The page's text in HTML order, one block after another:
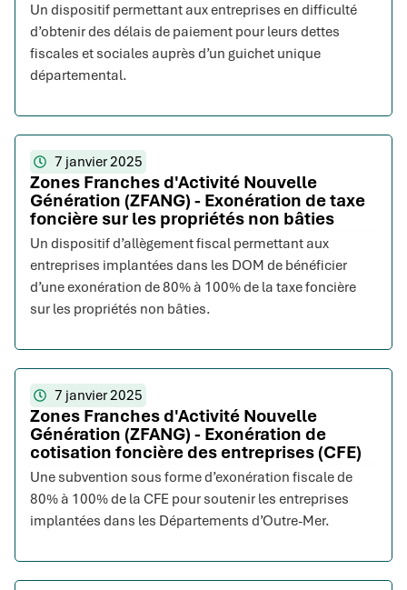
Un dispositif permettant aux entreprises en difficulté
d’obtenir des délais de paiement pour leurs dettes
fiscales et sociales auprès d’un guichet unique
départemental.
7 janvier 2025
Zones Franches d'Activité Nouvelle
Génération (ZFANG) - Exonération de taxe
foncière sur les propriétés non bâties
Un dispositif d’allègement fiscal permettant aux
entreprises implantées dans les DOM de bénéficier
d’une exonération de 80% à 100% de la taxe foncière
sur les propriétés non bâties.
7 janvier 2025
Zones Franches d'Activité Nouvelle
Génération (ZFANG) - Exonération de
cotisation foncière des entreprises (CFE)
Une subvention sous forme d’exonération fiscale de
80% à 100% de la CFE pour soutenir les entreprises
implantées dans les Départements d’Outre-Mer.